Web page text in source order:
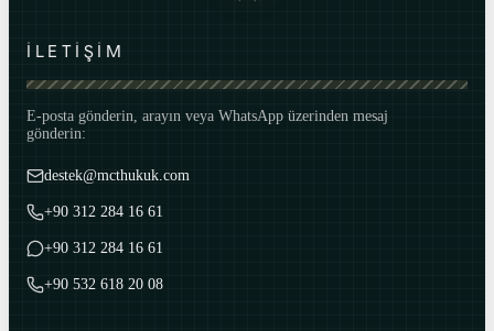
İLETİŞİM
E-posta gönderin, arayın veya WhatsApp üzerinden mesaj
gönderin:
destek@mcthukuk.com
+90 312 284 16 61
+90 312 284 16 61
+90 532 618 20 08